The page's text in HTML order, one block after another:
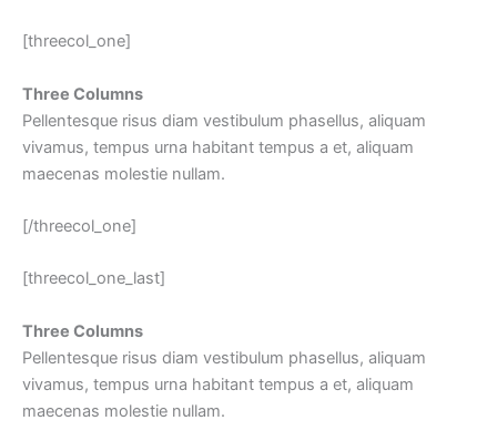
[threecol_one]
Three Columns
Pellentesque risus diam vestibulum phasellus, aliquam
vivamus, tempus urna habitant tempus a et, aliquam
maecenas molestie nullam.
[/threecol_one]
[threecol_one_last]
Three Columns
Pellentesque risus diam vestibulum phasellus, aliquam
vivamus, tempus urna habitant tempus a et, aliquam
maecenas molestie nullam.